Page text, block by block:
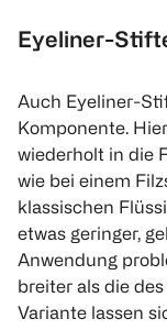
1
Quantity: 1
essence
Eyeliner Princess
Eyeliner-
Auch Eyeliner-
Komponente.
wiederholt in die
wie bei einem
klassischen
etwas geringer,
Anwendung
breiter als die
Variante lassen